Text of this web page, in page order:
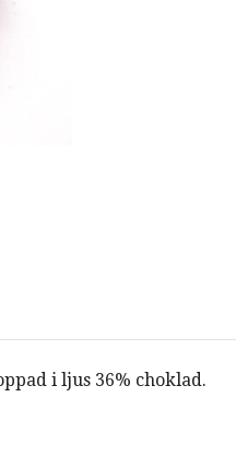
i ljus 36% choklad.